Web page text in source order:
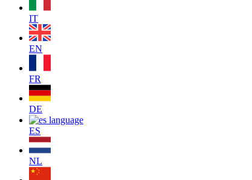
IT
EN
FR
DE
ES
NL